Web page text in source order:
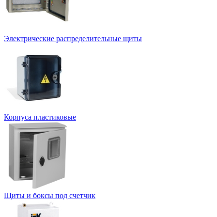
Электрические распределительные щиты
Корпуса пластиковые
Щиты и боксы под счетчик